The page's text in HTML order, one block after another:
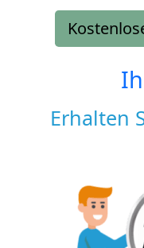
Erhalten